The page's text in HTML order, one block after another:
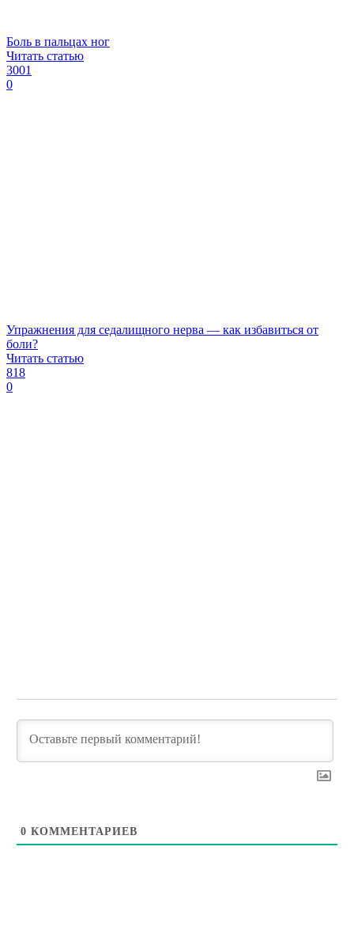
Боль в пальцах ног
Читать статью
3001
0
Упражнения для седалищного нерва — как избавиться от
боли?
Читать статью
818
0
0 КОММЕНТАРИЕВ